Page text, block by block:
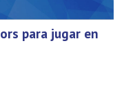
para jugar en